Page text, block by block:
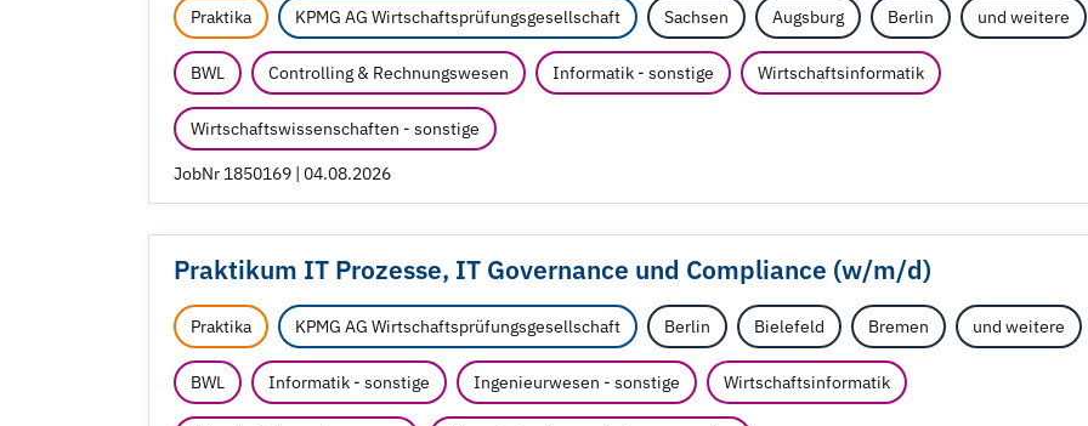
Praktika KPMG AG Wirtschaftsprüfungsgesellschaft Sachsen Augsburg Berlin und weitere
BWL Controlling & Rechnungswesen Informatik - sonstige Wirtschaftsinformatik
Wirtschaftswissenschaften - sonstige
JobNr 1850169 | 04.08.2026
Praktikum IT Prozesse, IT Governance und Compliance (w/m/d)
Praktika KPMG AG Wirtschaftsprüfungsgesellschaft Berlin Bielefeld Bremen und weitere
BWL Informatik - sonstige Ingenieurwesen - sonstige Wirtschaftsinformatik